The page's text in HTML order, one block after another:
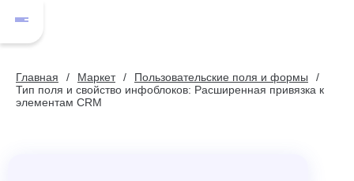
Главная Маркет
Пользовательские поля и формы
Тип поля и свойство инфоблоков: Расширенная привязка к
элементам CRM